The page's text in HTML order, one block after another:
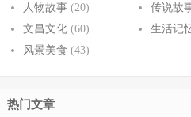
人物故事 (20) 传说故
文昌文化 (60) 生活记
风景美食 (43)
热门文章